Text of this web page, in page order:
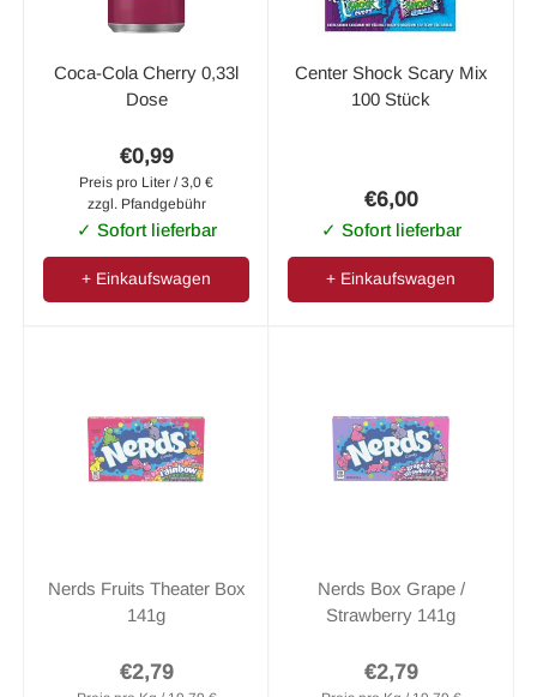
Coca-Cola Cherry 0,33l
Dose
€0,99
Preis pro Liter / 3,0 €
zzgl. Pfandgebühr
✓ Sofort lieferbar
+ Einkaufswagen
Center Shock Scary Mix
100 Stück
€6,00
✓ Sofort lieferbar
+ Einkaufswagen
Nerds Fruits Theater Box
141g
€2,79
Nerds Box Grape /
Strawberry 141g
€2,79